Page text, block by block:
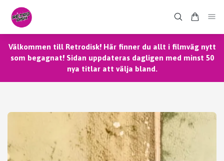
Välkommen till Retrodisk! Här finner du allt i filmväg nytt
som begagnat! Sidan uppdateras dagligen med minst 50
nya titlar att välja bland.